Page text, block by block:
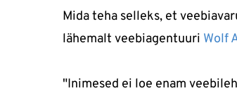
Mida teha selleks, et
lähemalt veebiagentuuri Wolf
"Inimesed ei loe enam